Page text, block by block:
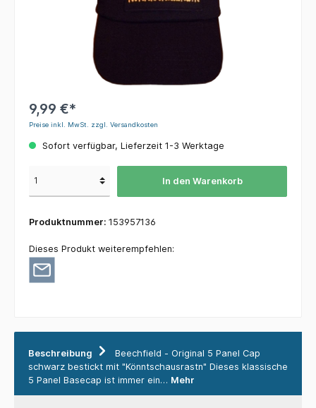
9,99 €*
Preise inkl. MwSt. zzgl. Versandkosten
Sofort verfügbar, Lieferzeit 1-3 Werktage
In den Warenkorb
Produktnummer: 153957136
Dieses Produkt weiterempfehlen:
Beschreibung
Beechfield - Original 5 Panel Cap
schwarz bestickt mit "Könntschausrastn" Dieses klassische
5 Panel Basecap ist immer ein… Mehr